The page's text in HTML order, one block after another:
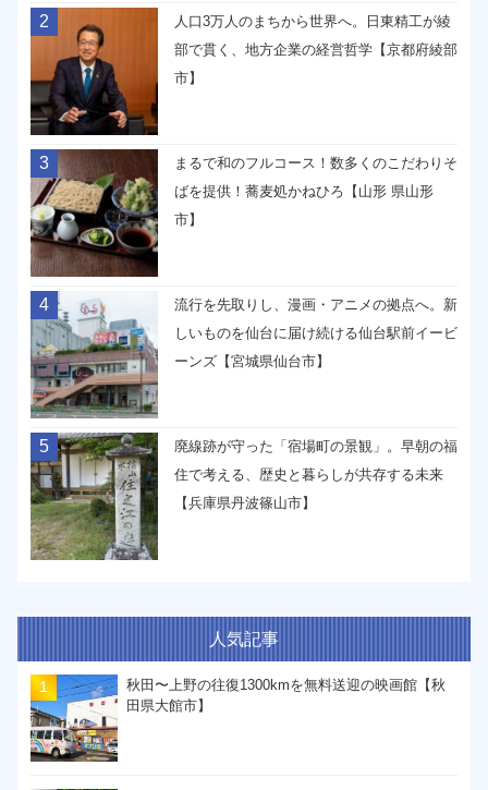
2
人口3万人のまちから世界へ。日東精工が綾
部で貫く、地方企業の経営哲学【京都府綾部
市】
3
まるで和のフルコース！数多くのこだわりそ
ばを提供！蕎麦処かねひろ【山形 県山形
市】
4
流行を先取りし、漫画・アニメの拠点へ。新
しいものを仙台に届け続ける仙台駅前イービ
ーンズ【宮城県仙台市】
5
廃線跡が守った「宿場町の景観」。早朝の福
住で考える、歴史と暮らしが共存する未来
【兵庫県丹波篠山市】
人気記事
秋田〜上野の往復1300kmを無料送迎の映画館【秋
田県大館市】